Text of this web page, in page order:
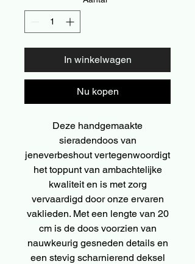
In winkelwagen
Nu kopen
Deze handgemaakte
sieradendoos van
jeneverbeshout vertegenwoordigt
het toppunt van ambachtelijke
kwaliteit en is met zorg
vervaardigd door onze ervaren
vaklieden. Met een lengte van 20
cm is de doos voorzien van
nauwkeurig gesneden details en
een stevig scharnierend deksel